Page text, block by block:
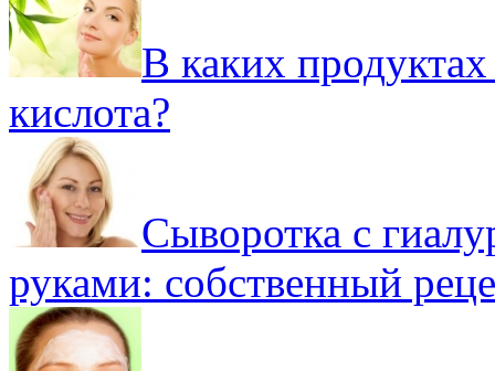
В каких
кислота?
Сыворотка с
руками: собственный